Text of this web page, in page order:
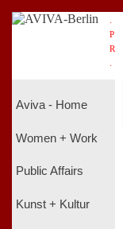
P
R
Aviva - Home
Women + Work
Public Affairs
Kunst + Kultur